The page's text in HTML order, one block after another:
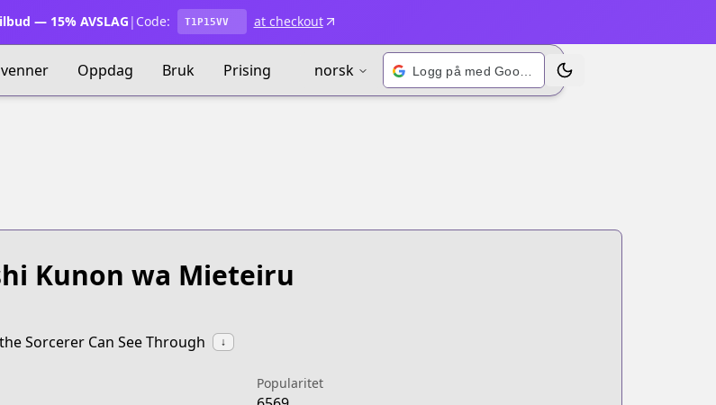
— 15% AVSLAG | Code: T1P15VV at checkout
Oppdag Bruk Prising norsk Logg på med Google Bytt tema
Kunon wa Mieteiru
Sorcerer Can See Through ↓
Popularitet